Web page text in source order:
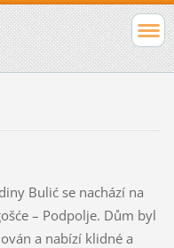
Bulić se nachází na
– Podpolje. Dům byl
a nabízí klidné a